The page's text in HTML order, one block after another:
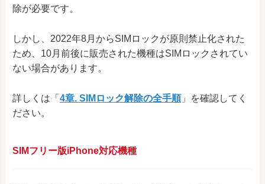
除が必要です。
しかし、2022年8月からSIMロックが原則禁止化された
ため、10月前後に販売された機種はSIMロックされてい
ない場合があります。
詳しくは「 4章. SIMロック解除の全手順」を確認してく
ださい。
SIMフリー版iPhone対応機種